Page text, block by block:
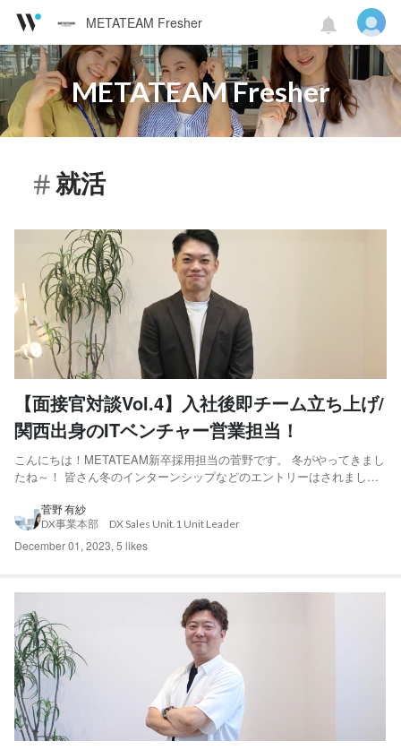
METATEAM Fresher
METATEAM Fresher
就活
【面接官対談Vol.4】入社後即チーム立ち上げ/
関西出身のITベンチャー営業担当！
こんにちは！METATEAM新卒採用担当の菅野です。 冬がやってきまし
たね～！ 皆さん冬のインターンシップなどのエントリーはされました
しょうか。 私も大学3年生の冬ごろに就活を始めた記憶があります。
ですがいろいろな企業にエントリーしすぎてあまり整...
菅野 有紗
DX事業本部 DX Sales Unit.1 Unit Leader
December 01, 2023, 5 likes